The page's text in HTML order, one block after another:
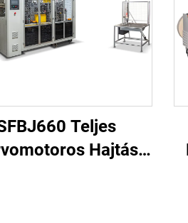
Teljes
Hajtású